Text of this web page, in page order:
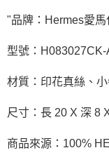
"品牌：Hermes愛馬
型號：H083027CK-
材質：印花真絲、
尺寸：長 20 X 深 8
商品來源：100%